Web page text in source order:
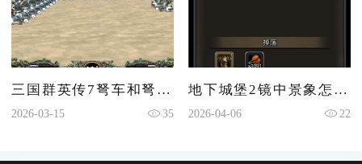
三国群英传7弩车和弩兵哪个好
2026-03-15 35
地下城堡2镜中景象怎么触发
2026-04-06 22